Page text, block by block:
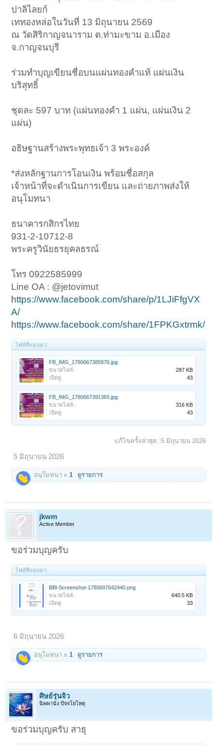
ปาลิไลยก์
เททองหล่อในวันที่ 13 มิถุนายน 2569
ณ วัดสิริกาญจนาราม ต.ท่ามะขาม อ.เมือง
จ.กาญจนบุรี
ร่วมทำบุญเขียนชื่อบนแผ่นทองคำแท้ แผ่นเงิน
บริสุทธิ์
ชุดละ 597 บาท (แผ่นทองคำ 1 แผ่น, แผ่นเงิน 2
แผ่น)
อธิษฐานสร้างพระพุทธเจ้า 3 พระองค์
*ส่งหลักฐานการโอนเงิน พร้อมชื่อสกุล
เจ้าหน้าที่จะดำเนินการเขียน และถ่ายภาพส่งให้
อนุโมทนา
ธนาคารกสิกรไทย
931-2-10712-8
พระครูวินัยธรยุคลธรณ์
โทร 0922585999
Line OA : @jetovimut
https://www.facebook.com/share/p/1LJiFfgVX
A/
https://www.facebook.com/share/1FPKGxtrmk/
ไฟล์ที่แนบมา:
FB_IMG_1780667385876.jpg
ขนาดไฟล์:
287 KB
เปิดดู:
43
FB_IMG_1780667391365.jpg
ขนาดไฟล์:
316 KB
เปิดดู:
43
แก้ไขครั้งล่าสุด: 5 มิถุนายน 2026
5 มิถุนายน 2026
อนุโมทนา x1 ดูรายการ
jkwm
Active Member
ขอร่วมบุญครับ
ไฟล์ที่แนบมา:
BBl-Screenshot-1780697042440.png
ขนาดไฟล์:
640.5 KB
เปิดดู:
33
6 มิถุนายน 2026
อนุโมทนา x 1 ดูรายการ
ศิษย์รุ่นจิ๋ว
นิพพานัง ปัจจโยโหตุ
ขอร่วมบุญครับ สาธุ